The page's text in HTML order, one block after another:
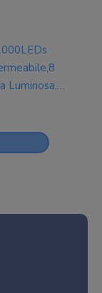
Luminosa,